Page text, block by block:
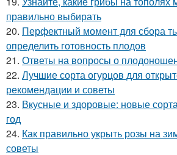
правильно выбирать
20. Перфектный момент для сбора
определить готовность плодов
21. Ответы на вопросы о
22. Лучшие сорта огурцов для
рекомендации и советы
23. Вкусные и здоровые: новые
год
24. Как правильно укрыть розы на
советы